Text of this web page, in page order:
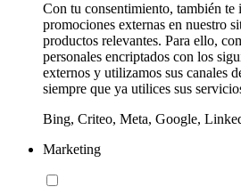
Con tu consentimiento, también te
promociones externas en nuestro
productos relevantes. Para ello,
personales encriptados con los
externos y utilizamos sus canales
siempre que ya utilices sus
Bing, Criteo, Meta, Google,
Marketing